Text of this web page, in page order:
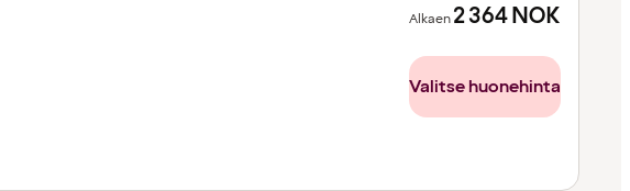
Alkaen2 364NOK
Valitse huonehinta